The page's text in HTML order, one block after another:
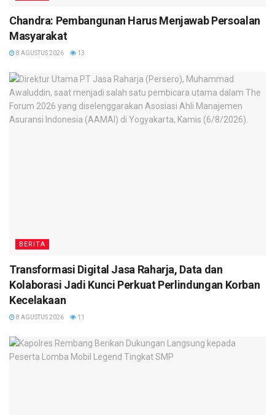
Chandra: Pembangunan Harus Menjawab Persoalan
Masyarakat
8 AGUSTUS 2026 13
BERITA
Transformasi Digital Jasa Raharja, Data dan
Kolaborasi Jadi Kunci Perkuat Perlindungan Korban
Kecelakaan
8 AGUSTUS 2026 11